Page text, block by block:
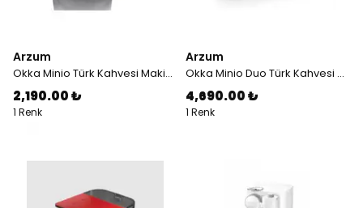
Arzum
Okka Minio Türk Kahvesi Makinesi 4 Fincan Kapasiteli Bakır - OK004
2,190.00 ₺
1 Renk
Arzum
Okka Minio Duo Türk Kahvesi Makinesi 8 Fincan Kapasiteli Bakır - OK006-B
4,690.00 ₺
1 Renk